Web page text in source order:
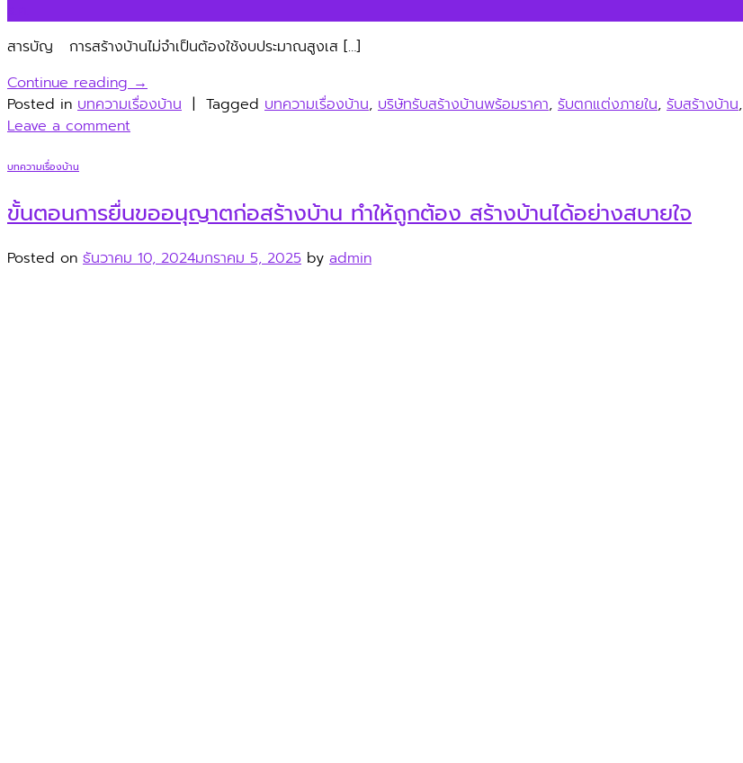
สารบัญ การสร้างบ้านไม่จำเป็นต้องใช้งบประมาณสูงเส […]
Continue reading→
Posted in บทความเรื่องบ้าน | Tagged บทความเรื่องบ้าน, บริษัทรับสร้างบ้านพร้อมราคา, รับตกแต่งภายใน, รับสร้างบ้าน,
Leave a comment
บทความเรื่องบ้าน
ขั้นตอนการยื่นขออนุญาตก่อสร้างบ้าน ทำให้ถูกต้อง สร้างบ้านได้อย่างสบายใจ
Posted on ธันวาคม 10, 2024มกราคม 5, 2025 by admin